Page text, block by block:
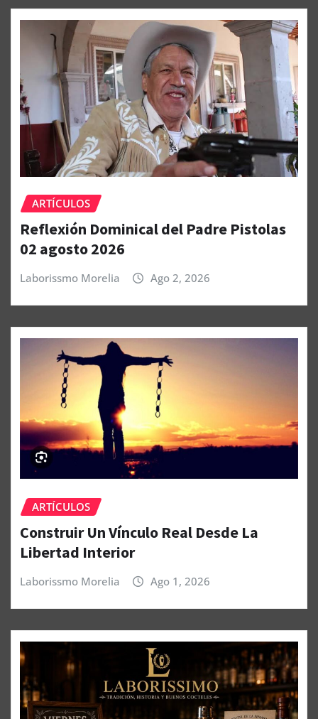
ARTÍCULOS
Reflexión Dominical del Padre Pistolas
02 agosto 2026
Laborissmo Morelia Ago 2, 2026
ARTÍCULOS
Construir Un Vínculo Real Desde La
Libertad Interior
Laborissmo Morelia Ago 1, 2026